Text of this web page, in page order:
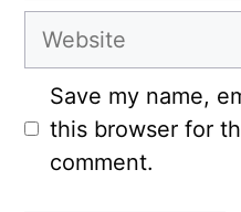
Website
Save my name,
this browser for
comment.